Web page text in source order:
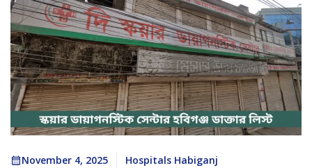
November 4, 2025 Hospitals Habiganj